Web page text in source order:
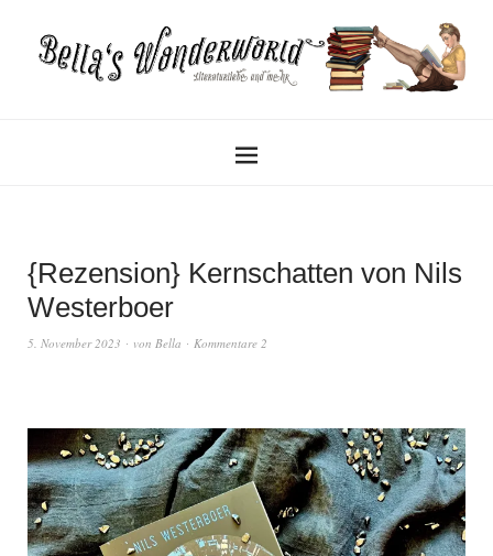
{Rezension} Kernschatten von Nils
Westerboer
5. November 2023 von Bella Kommentare 2